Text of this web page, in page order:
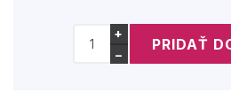
+
−